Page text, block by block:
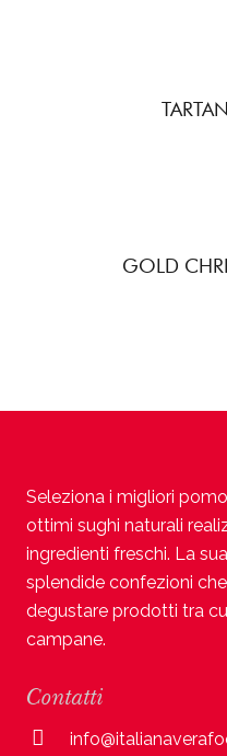
GOLD
Seleziona i migliori
ottimi sughi naturali
ingredienti freschi. La
splendide confezioni
degustare prodotti tra
campane.
Contatti